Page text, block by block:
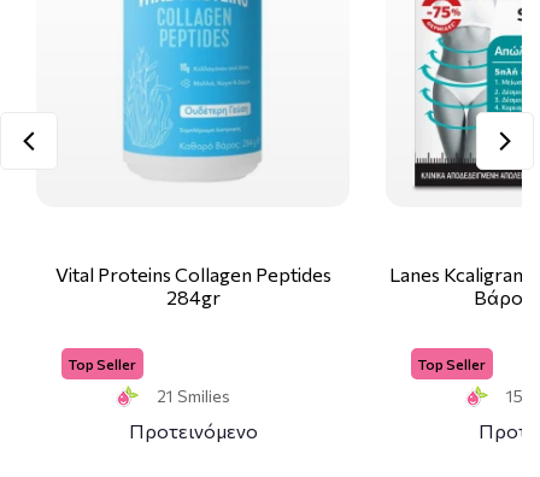
Vital Proteins Collagen Peptides
284gr
Top Seller
21 Smilies
Προτεινόμενο
Lanes Kcaligram
Top Seller
15